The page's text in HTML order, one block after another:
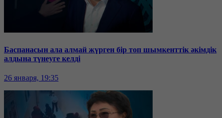
Баспанасын ала алмай жүрген бір топ шымкенттік әкімдік
алдына түнеуге келді
26 января, 19:35